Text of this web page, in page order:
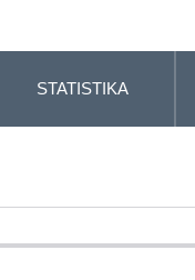
STATISTIKA